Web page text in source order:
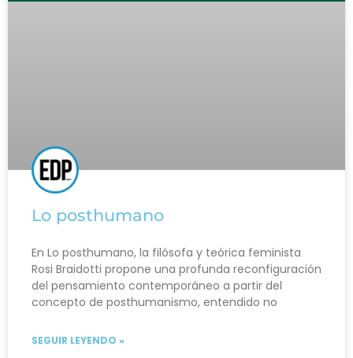
Lo posthumano
En Lo posthumano, la filósofa y teórica feminista
Rosi Braidotti propone una profunda reconfiguración
del pensamiento contemporáneo a partir del
concepto de posthumanismo, entendido no
SEGUIR LEYENDO »